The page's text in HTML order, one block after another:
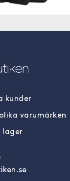
kunder
varumärken
lager